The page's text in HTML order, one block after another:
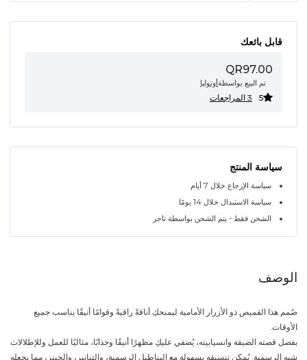
قابل بائعك
QR97.00
تم البيع بواسطةأوتوليا
5 3 المراجعات
سياسة المنتج
سياسة الإرجاع خلال 7 أيام
سياسة الاستبدال خلال 14 يومًا
الشحن فقط - يتم الشحن بواسطة تاجر
الوصف
صُمم هذا القميص ذو الأزرار الأمامية ليمنحكِ أناقةً راقيةً وقوامًا أنيقًا يناسب جميع
الأوقات.
بفضل قصته الضيقة وانسيابيته، يُضفي عليكِ مظهرًا أنيقًا وجذابًا، مثاليًا للعمل وللإطلالات
شبه الرسمية. يُمكن تنسيقه بسهولة مع البناطيل الرسمية، والتنانير، والجينز، مما يجعله